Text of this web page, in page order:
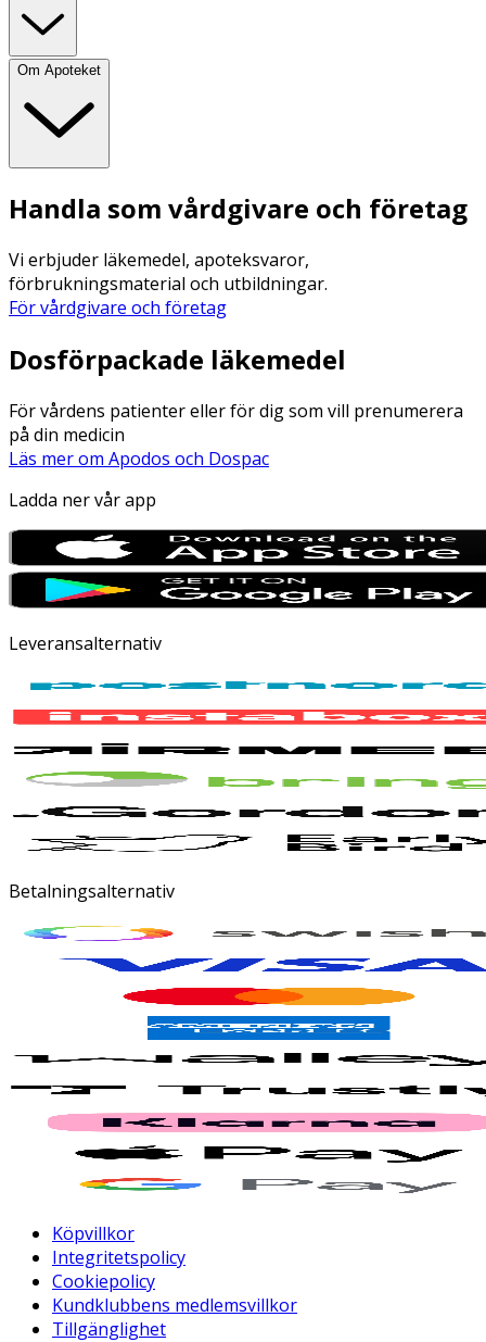
Om Apoteket
Handla som vårdgivare och företag
Vi erbjuder läkemedel, apoteksvaror,
förbrukningsmaterial och utbildningar.
För vårdgivare och företag
Dosförpackade läkemedel
För vårdens patienter eller för dig som vill prenumerera
på din medicin
Läs mer om Apodos och Dospac
Ladda ner vår app
Leveransalternativ
Betalningsalternativ
Köpvillkor
Integritetspolicy
Cookiepolicy
Kundklubbens medlemsvillkor
Tillgänglighet